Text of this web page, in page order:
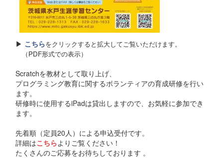
▶ こちらをクリックすると拡大してご覧いただけます。
（PDF形式での表示）
Scratchを教材として取り上げ、
プログラミング教育に関するボランティアの育成研修を行い
ます。
研修時に使用するiPadは貸出しますので、お気軽に参加でき
ます。
先着順（定員20人）による申込受付です。
詳細はこちらよりご覧ください！
たくさんのご応募をお待ちしております 。